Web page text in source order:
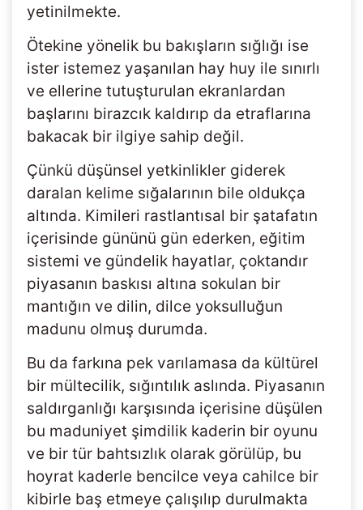
yetinilmekte.
Ötekine yönelik bu bakışların sığlığı ise
ister istemez yaşanılan hay huy ile sınırlı
ve ellerine tutuşturulan ekranlardan
başlarını birazcık kaldırıp da etraflarına
bakacak bir ilgiye sahip değil.
Çünkü düşünsel yetkinlikler giderek
daralan kelime sığalarının bile oldukça
altında. Kimileri rastlantısal bir şatafatın
içerisinde gününü gün ederken, eğitim
sistemi ve gündelik hayatlar, çoktandır
piyasanın baskısı altına sokulan bir
mantığın ve dilin, dilce yoksulluğun
madunu olmuş durumda.
Bu da farkına pek varılamasa da kültürel
bir mültecilik, sığıntılık aslında. Piyasanın
saldırganlığı karşısında içerisine düşülen
bu maduniyet şimdilik kaderin bir oyunu
ve bir tür bahtsızlık olarak görülüp, bu
hoyrat kaderle bencilce veya cahilce bir
kibirle baş etmeye çalışılıp durulmakta